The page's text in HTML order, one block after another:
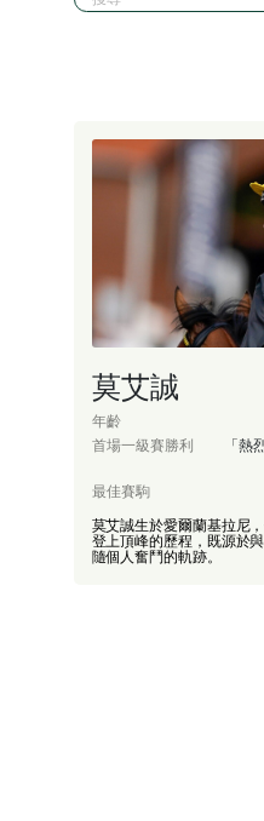
莫艾誠
年齡
首場一級賽勝利
「熱
最佳賽駒
莫艾誠生於愛爾蘭基拉尼
登上頂峰的歷程，既源於
隨個人奮鬥的軌跡。